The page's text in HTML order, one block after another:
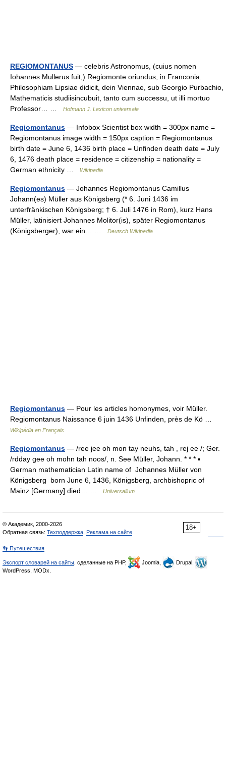
REGIOMONTANUS — celebris Astronomus, (cuius nomen
Iohannes Mullerus fuit,) Regiomonte oriundus, in Franconia.
Philosophiam Lipsiae didicit, dein Viennae, sub Georgio Purbachio,
Mathematicis studiisincubuit, tanto cum successu, ut illi mortuo
Professor… …
Hofmann J. Lexicon universale
Regiomontanus — Infobox Scientist box width = 300px name =
Regiomontanus image width = 150px caption = Regiomontanus
birth date = June 6, 1436 birth place = Unfinden death date = July
6, 1476 death place = residence = citizenship = nationality =
German ethnicity …
Wikipedia
Regiomontanus — Johannes Regiomontanus Camillus
Johann(es) Müller aus Königsberg (* 6. Juni 1436 im
unterfränkischen Königsberg; † 6. Juli 1476 in Rom), kurz Hans
Müller, latinisiert Johannes Molitor(is), später Regiomontanus
(Königsberger), war ein… …
Deutsch Wikipedia
Regiomontanus — Pour les articles homonymes, voir Müller.
Regiomontanus Naissance 6 juin 1436 Unfinden, près de Kö …
Wikipédia en Français
Regiomontanus — /ree jee oh mon tay neuhs, tah , rej ee /; Ger.
/rdday gee oh mohn tah noos/, n. See Müller, Johann. * * * ▪
German mathematician Latin name of Johannes Müller von
Königsberg born June 6, 1436, Königsberg, archbishopric of
Mainz [Germany] died… …
Universalium
18+
© Академик, 2000-2026
Обратная связь: Техподдержка Реклама на сайте
👣 Путешествия
Экспорт словарей на сайты , сделанные на PHP, Joomla,
Drupal,
WordPress, MODx.